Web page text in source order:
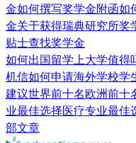
金如何撰写奖学金附函如
金关于获得瑞典研究所奖
贴士查找奖学金
如何出国留学上大学值得
机信如何申请海外学校学
建议世界前十名欧洲前十
业最佳选择医疗专业最佳
部文章